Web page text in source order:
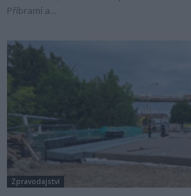
Příbramí a...
Zpravodajství